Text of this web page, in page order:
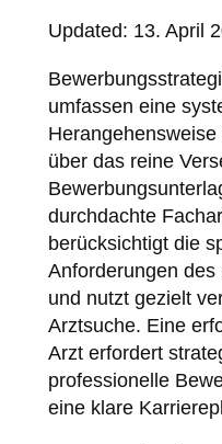
Updated: 13. April
umfassen eine
über das reine
durchdachte
berücksichtigt die
Anforderungen
und nutzt gezielt
Arztsuche. Eine
Arzt erfordert
professionelle
eine klare